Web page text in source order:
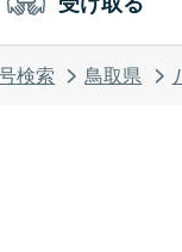
検索 鳥取県